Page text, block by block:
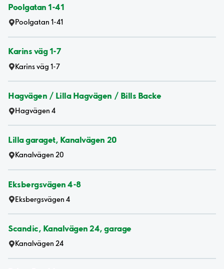
Poolgatan 1-41
Poolgatan 1-41
Karins väg 1-7
Karins väg 1-7
Hagvägen / Lilla Hagvägen / Bills Backe
Hagvägen 4
Lilla garaget, Kanalvägen 20
Kanalvägen 20
Eksbergsvägen 4-8
Eksbergsvägen 4
Scandic, Kanalvägen 24, garage
Kanalvägen 24